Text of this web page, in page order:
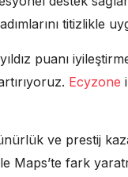
titizlikle
puanı
Ecyzone
ve prestij
Maps’te fark